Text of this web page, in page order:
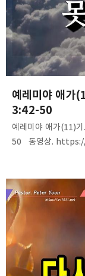
구독하기
카카오스토리
예레미야 애가
3:42-50
예레미야 애가(11)
50 동영상. https://